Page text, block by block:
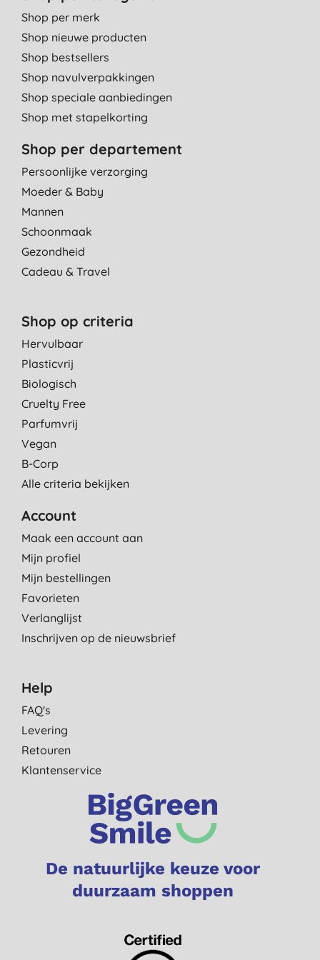
Tot nu toe zit er nog geen water in, dus weet niet of het product
werkt.
1-1-2014
Shop per merk
Shop nieuwe producten
Shop bestsellers
Shop navulverpakkingen
Shop speciale aanbiedingen
Shop met stapelkorting
Shop per departement
Persoonlijke verzorging
Moeder & Baby
Mannen
Schoonmaak
Gezondheid
Cadeau & Travel
Shop op criteria
Hervulbaar
Plasticvrij
Biologisch
Cruelty Free
Parfumvrij
Vegan
B-Corp
Alle criteria bekijken
Account
Maak een account aan
Mijn profiel
Mijn bestellingen
Favorieten
Verlanglijst
Inschrijven op de nieuwsbrief
Help
FAQ's
Levering
Retouren
Klantenservice
De natuurlijke keuze voor
duurzaam shoppen